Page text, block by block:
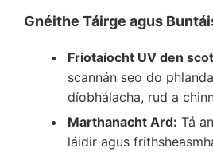
Gnéithe Táirge agus
Friotaíocht UV den
scannán seo do
díobhálacha, rud a
Marthanacht Ard: Tá
láidir agus